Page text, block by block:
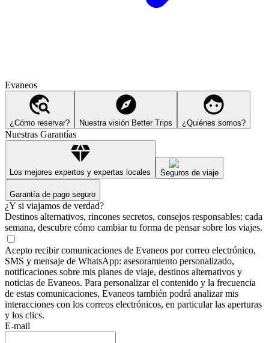
Evaneos
¿Cómo reservar? Nuestra visión Better Trips ¿Quiénes somos?
Nuestras Garantías
Los mejores expertos y expertas locales Seguros de viaje
Garantía de pago seguro
¿Y si viajamos de verdad?
Destinos alternativos, rincones secretos, consejos responsables: cada
semana, descubre cómo cambiar tu forma de pensar sobre los viajes.
Acepto recibir comunicaciones de Evaneos por correo electrónico,
SMS y mensaje de WhatsApp: asesoramiento personalizado,
notificaciones sobre mis planes de viaje, destinos alternativos y
noticias de Evaneos. Para personalizar el contenido y la frecuencia
de estas comunicaciones, Evaneos también podrá analizar mis
interacciones con los correos electrónicos, en particular las aperturas
y los clics.
E-mail